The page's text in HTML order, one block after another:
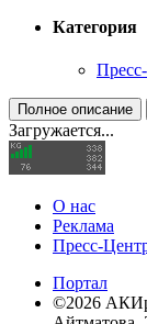
Категория
Полное описание
Загружается...
О нас
Реклама
Пресс-
Портал
©2026